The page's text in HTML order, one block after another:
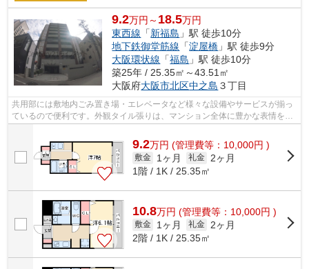
9.2万円～ 18.5万円
東西線 「新福島 」駅 徒歩10分
地下鉄御堂筋線 「淀屋橋 」駅 徒歩9分
大阪環状線 「福島 」駅 徒歩10分
築25年 / 25.35㎡～43.51㎡
大阪府大阪市北区中之島 ３丁目
共用部には敷地内ごみ置き場・エレベータなど様々な設備やサービスが揃っ
ているので便利です。外観タイル張りは、マンション全体に豊かな表情を与
9.2万円 (管理費等：10,000円 )
敷金 1ヶ月 礼金
2ヶ月
1階 / 1K / 25.35㎡
10.8万円 (管理費等：10,000円 )
敷金 1ヶ月 礼金
2ヶ月
2階 / 1K / 25.35㎡